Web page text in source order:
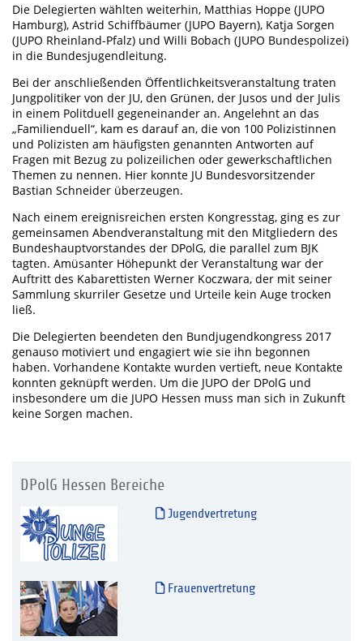
Die Delegierten wählten weiterhin, Matthias Hoppe (JUPO
Hamburg), Astrid Schiffbäumer (JUPO Bayern), Katja Sorgen
(JUPO Rheinland-Pfalz) und Willi Bobach (JUPO Bundespolizei)
in die Bundesjugendleitung.
Bei der anschließenden Öffentlichkeitsveranstaltung traten
Jungpolitiker von der JU, den Grünen, der Jusos und der Julis
in einem Politduell gegeneinander an. Angelehnt an das
„Familienduell“, kam es darauf an, die von 100 Polizistinnen
und Polizisten am häufigsten genannten Antworten auf
Fragen mit Bezug zu polizeilichen oder gewerkschaftlichen
Themen zu nennen. Hier konnte JU Bundesvorsitzender
Bastian Schneider überzeugen.
Nach einem ereignisreichen ersten Kongresstag, ging es zur
gemeinsamen Abendveranstaltung mit den Mitgliedern des
Bundeshauptvorstandes der DPolG, die parallel zum BJK
tagten. Amüsanter Höhepunkt der Veranstaltung war der
Auftritt des Kabarettisten Werner Koczwara, der mit seiner
Sammlung skurriler Gesetze und Urteile kein Auge trocken
ließ.
Die Delegierten beendeten den Bundjugendkongress 2017
genauso motiviert und engagiert wie sie ihn begonnen
haben. Vorhandene Kontakte wurden vertieft, neue Kontakte
konnten geknüpft werden. Um die JUPO der DPolG und
insbesondere um die JUPO Hessen muss man sich in Zukunft
keine Sorgen machen.
DPolG Hessen Bereiche
Jugendvertretung
Frauenvertretung